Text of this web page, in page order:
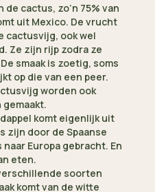
cactus, zo’n 75% van
uit Mexico. De vrucht
cactusvijg, ook wel
Ze zijn rijp zodra ze
smaak is zoetig, soms
op die van een peer.
worden ook
komt eigenlijk uit
zijn door de Spaanse
Europa gebracht. En
eten.
soorten
komt van de witte